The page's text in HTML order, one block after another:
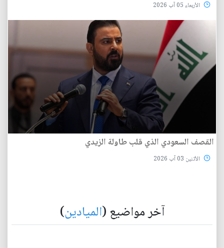
الأربعاء 05 آب 2026
القصف السعودي الذي قلب طاولة الزيدي
الأثنين 03 آب 2026
آخر مواضيع (الميادين)